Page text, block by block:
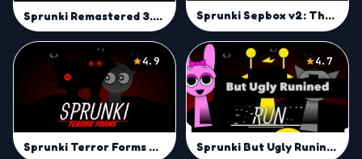
Sprunki Remastered 3.0 Mod Sprunki Sepbox v2: The Depth
4.9
Sprunki Terror Forms Mod
4.7
Sprunki But Ugly Runined Mod